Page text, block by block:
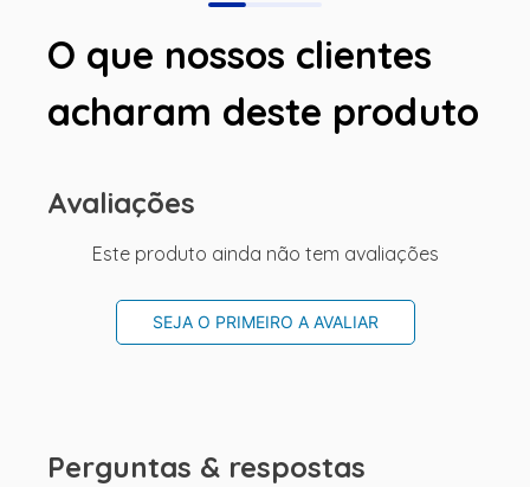
O que nossos clientes
acharam deste produto
Avaliações
Este produto ainda não tem avaliações
SEJA O PRIMEIRO A AVALIAR
Perguntas & respostas